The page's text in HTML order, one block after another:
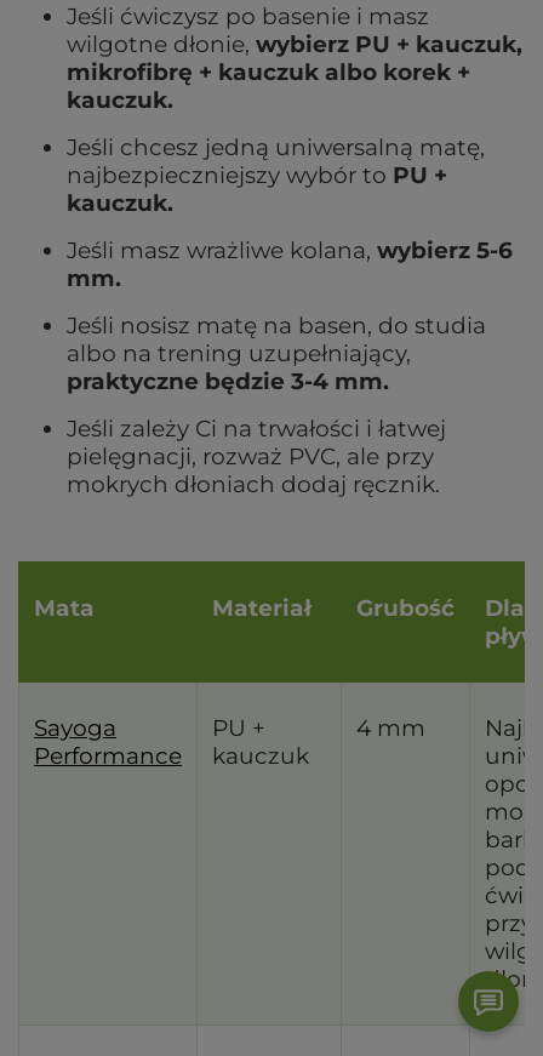
Jeśli ćwiczysz po basenie i masz
wilgotne dłonie, wybierz PU + kauczuk,
mikrofibrę + kauczuk albo korek +
kauczuk.
Jeśli chcesz jedną uniwersalną matę,
najbezpieczniejszy wybór to PU +
kauczuk.
Jeśli masz wrażliwe kolana, wybierz 5-6
mm.
Jeśli nosisz matę na basen, do studia
albo na trening uzupełniający,
praktyczne będzie 3-4 mm.
Jeśli zależy Ci na trwałości i łatwej
pielęgnacji, rozważ PVC, ale przy
mokrych dłoniach dodaj ręcznik.
Mata Materiał Grubość
Dla
Sayoga
Performance
PU +
kauczuk
4 mm
przy